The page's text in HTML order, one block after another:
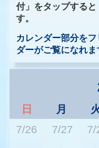
付」をタップする
す。
カレンダー部分を
ダーがご覧になれま
日 月
7/26
7/27 7/